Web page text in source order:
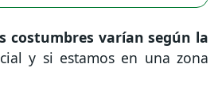
costumbres varían según la
y si estamos en una zona